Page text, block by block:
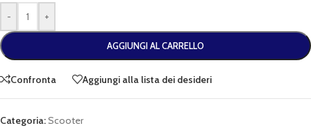
- +
AGGIUNGI AL CARRELLO
Confronta Aggiungi alla lista dei desideri
Categoria:Scooter